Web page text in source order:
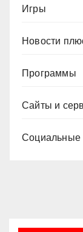
Игры
Новости
Программы
Сайты и
Социальные